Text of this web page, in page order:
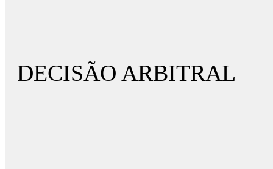
DECISÃO ARBITRAL